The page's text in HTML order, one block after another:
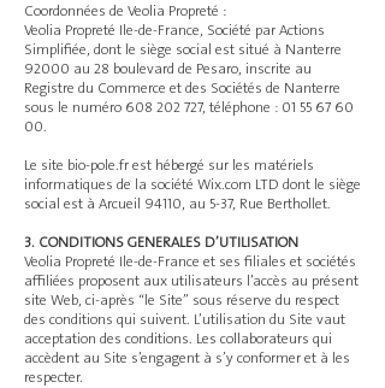
Coordonnées de Veolia Propreté :
Veolia Propreté Ile-de-France, Société par Actions
Simplifiée, dont le siège social est situé à Nanterre
92000 au 28 boulevard de Pesaro, inscrite au
Registre du Commerce et des Sociétés de Nanterre
sous le numéro 608 202 727, téléphone : 01 55 67 60
00.
Le site bio-pole.fr est hébergé sur les matériels
informatiques de la société Wix.com LTD dont le siège
social est à Arcueil 94110, au 5-37, Rue Berthollet.
3. CONDITIONS GENERALES D’UTILISATION
Veolia Propreté Ile-de-France et ses filiales et sociétés
affiliées proposent aux utilisateurs l’accès au présent
site Web, ci-après “le Site” sous réserve du respect
des conditions qui suivent. L’utilisation du Site vaut
acceptation des conditions. Les collaborateurs qui
accèdent au Site s’engagent à s’y conformer et à les
respecter.